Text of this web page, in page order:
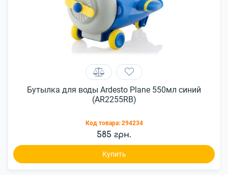
Бутылка для воды Ardesto Plane 550мл синий
(AR2255RB)
Код товара: 294234
585 грн.
Купить